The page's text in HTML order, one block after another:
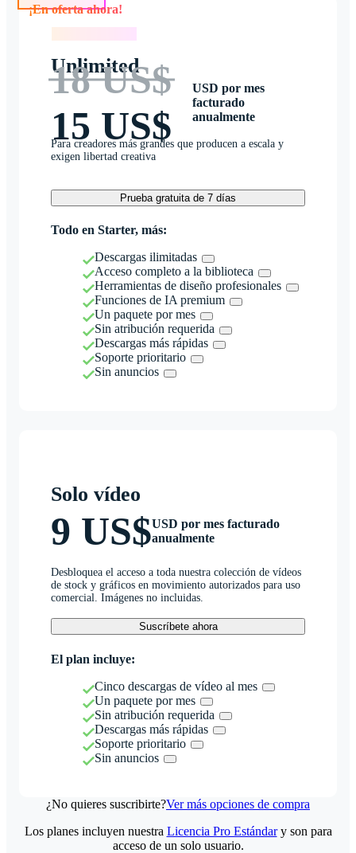
Unlimited
18 US$
15 US$
USD por mes
facturado
anualmente
Para creadores más grandes que producen a escala y
exigen libertad creativa
Prueba gratuita de 7 días
Todo en Starter, más:
Descargas ilimitadas
Acceso completo a la biblioteca
Herramientas de diseño profesionales
Funciones de IA premium
Un paquete por mes
Sin atribución requerida
Descargas más rápidas
Soporte prioritario
Sin anuncios
Solo vídeo
9 US$USD por mes facturado
anualmente
Desbloquea el acceso a toda nuestra colección de vídeos
de stock y gráficos en movimiento autorizados para uso
comercial. Imágenes no incluidas.
Suscríbete ahora
El plan incluye:
Cinco descargas de vídeo al mes
Un paquete por mes
Sin atribución requerida
Descargas más rápidas
Soporte prioritario
Sin anuncios
¿No quieres suscribirte?Ver más opciones de compra
Los planes incluyen nuestra Licencia Pro Estándary son para
acceso de un solo usuario.